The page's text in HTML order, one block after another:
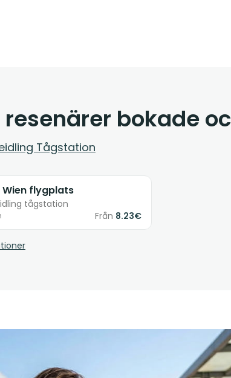
bokade
Tågstation
flygplats
tågstation
Från 8.23€